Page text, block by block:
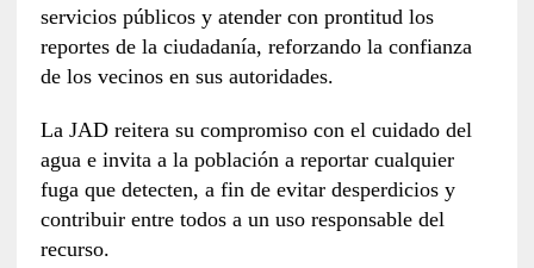
servicios públicos y atender con prontitud los
reportes de la ciudadanía, reforzando la confianza
de los vecinos en sus autoridades.
La JAD reitera su compromiso con el cuidado del
agua e invita a la población a reportar cualquier
fuga que detecten, a fin de evitar desperdicios y
contribuir entre todos a un uso responsable del
recurso.